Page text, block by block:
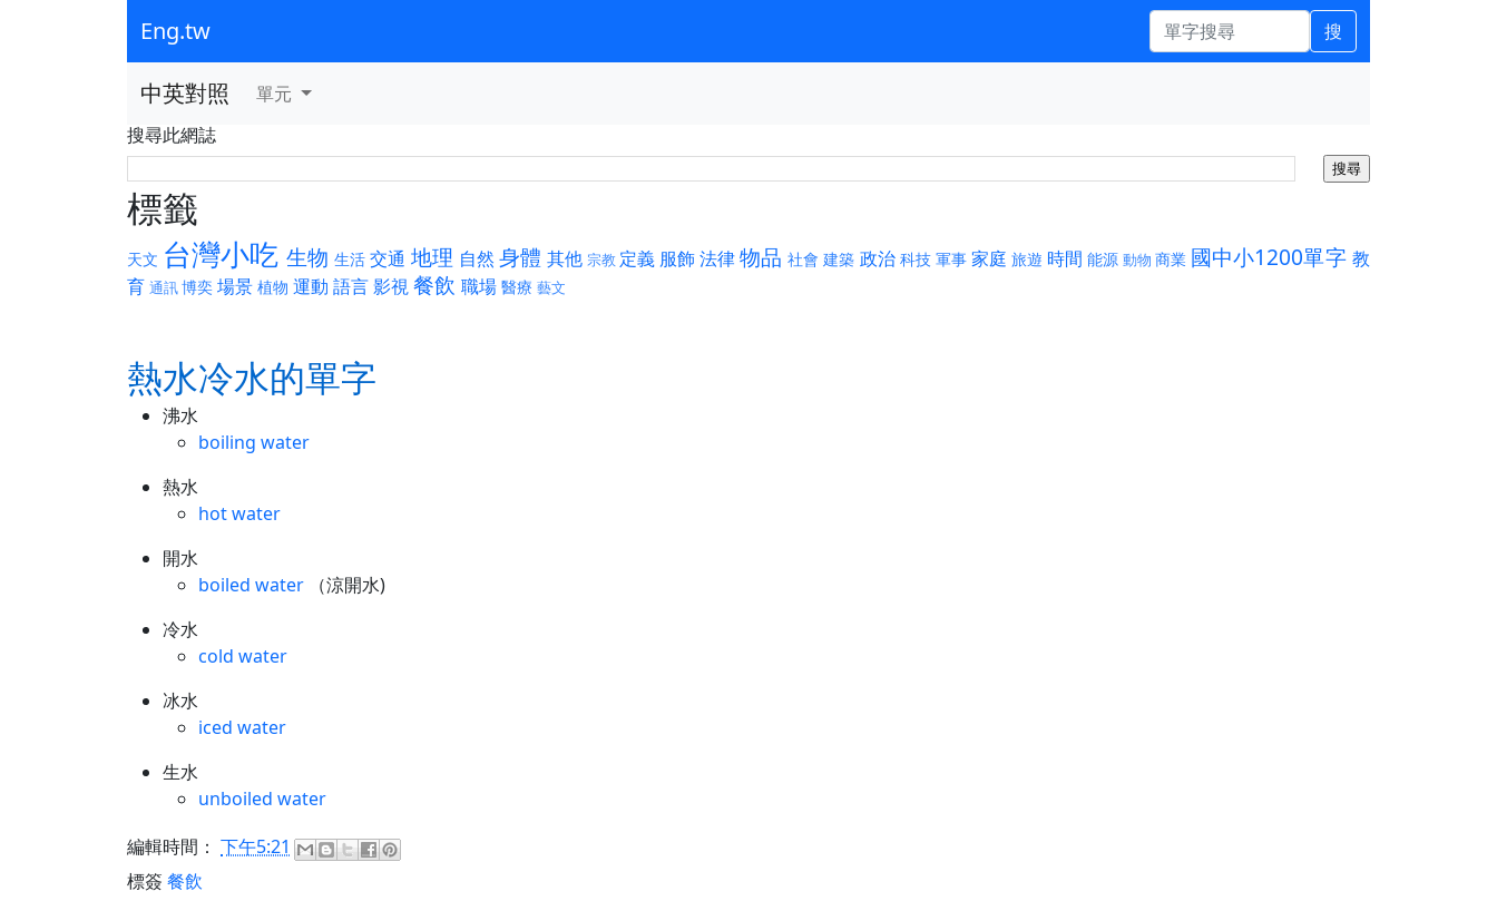
Eng.tw 搜
中英對照
單元
搜尋此網誌
標籤
天文 台灣小吃 生物 生活 交通 地理 自然 身體 其他 宗教 定義 服飾法律物品 社會 建築 政治 科技 軍事 家庭 旅遊 時間 能源 動物 商業 國中小1200單字 教
育 通訊博奕 場景 植物 運動 語言影視餐飲 職場 醫療 藝文
熱水冷水的單字
沸水
boiling water
熱水
hot water
開水
boiled water （涼開水)
冷水
cold water
冰水
iced water
生水
unboiled water
編輯時間： 下午5:21
標簽 餐飲